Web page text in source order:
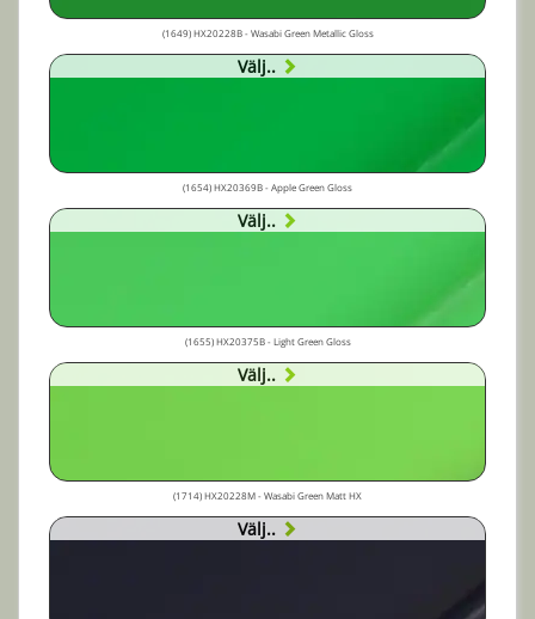
(1649) HX20228B - Wasabi Green Metallic Gloss
Välj..
(1654) HX20369B - Apple Green Gloss
Välj..
(1655) HX20375B - Light Green Gloss
Välj..
(1714) HX20228M - Wasabi Green Matt HX
Välj..